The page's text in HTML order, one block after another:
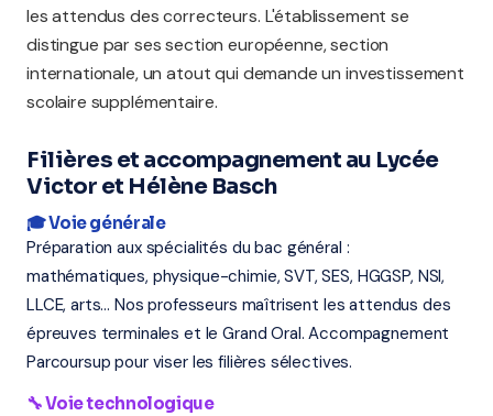
les attendus des correcteurs. L'établissement se
distingue par ses section européenne, section
internationale, un atout qui demande un investissement
scolaire supplémentaire.
Filières et accompagnement au Lycée
Victor et Hélène Basch
🎓 Voie générale
Préparation aux spécialités du bac général :
mathématiques, physique-chimie, SVT, SES, HGGSP, NSI,
LLCE, arts... Nos professeurs maîtrisent les attendus des
épreuves terminales et le Grand Oral. Accompagnement
Parcoursup pour viser les filières sélectives.
🔧 Voie technologique